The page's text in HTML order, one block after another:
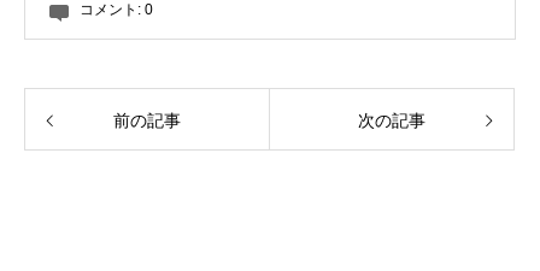
コメント: 0
前の記事 次の記事